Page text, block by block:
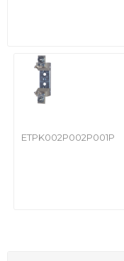
ETPK002P002P001P